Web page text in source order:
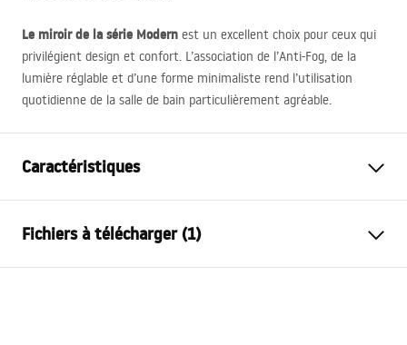
Le miroir de la série Modern est un excellent choix pour ceux qui
privilégient design et confort. L’association de l’Anti-Fog, de la
lumière réglable et d’une forme minimaliste rend l’utilisation
quotidienne de la salle de bain particulièrement agréable.
Caractéristiques
Largeur
Profondeur
25mm
Fichiers à télécharger (1)